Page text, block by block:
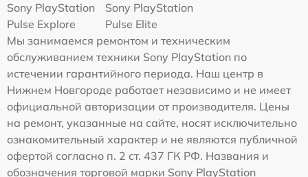
Sony PlayStation
Pulse Explore
Sony PlayStation
Pulse Elite
Мы занимаемся ремонтом и техническим
обслуживанием техники Sony PlayStation по
истечении гарантийного периода. Наш центр в
Нижнем Новгороде работает независимо и не имеет
официальной авторизации от производителя. Цены
на ремонт, указанные на сайте, носят исключительно
ознакомительный характер и не являются публичной
офертой согласно п. 2 ст. 437 ГК РФ. Названия и
обозначения торговой марки Sony PlayStation